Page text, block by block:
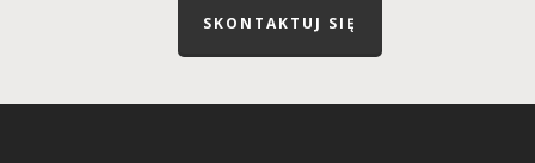
SKONTAKTUJ SIĘ